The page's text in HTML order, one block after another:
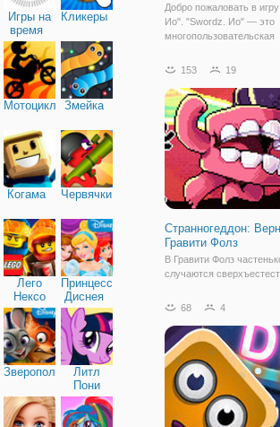
Игры на
время
Кликеры
МотоциклыЗмейка
Когама Червячки
Лего
Нексо
Найтс
Принцессы
Диснея
Зверополис
Литл
Пони
Дружба
Добро пожаловать в
Ио". "Swordz. Ио" — это
многопользовательская
сразиться с геймерами
воюют с вами на экране
находиться в другой
153 19
Странногеддон:
Гравити Фолз
В Гравити Фолз
случаются
одной из серий
«космического демона»
Это злодей в виде
глазом, который хотел
68 4